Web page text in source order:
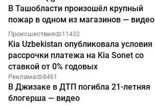
В Ташобласти произошёл крупный
пожар в одном из магазинов — видео
Происшествия 11432
Kia Uzbekistan опубликовала условия
рассрочки платежа на Kia Sonet со
ставкой от 0% годовых
Реклама 8461
В Джизаке в ДТП погибла 21-летняя
блогерша — видео